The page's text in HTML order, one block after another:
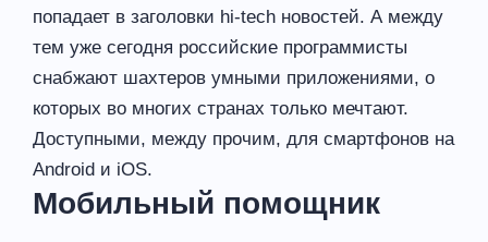
попадает в заголовки hi-tech новостей. А между
тем уже сегодня российские программисты
снабжают шахтеров умными приложениями, о
которых во многих странах только мечтают.
Доступными, между прочим, для смартфонов на
Android и iOS.
Мобильный помощник